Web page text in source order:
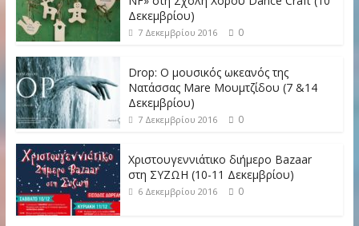
Δεκεμβρίου)
7 Δεκεμβρίου 2016 0
Drop: Ο μουσικός ωκεανός της
Νατάσσας Mare Μουμτζίδου (7 &14
Δεκεμβρίου)
7 Δεκεμβρίου 2016 0
Χριστουγεννιάτικο διήμερο Bazaar
στη ΣΥΖΩΗ (10-11 Δεκεμβρίου)
6 Δεκεμβρίου 2016 0